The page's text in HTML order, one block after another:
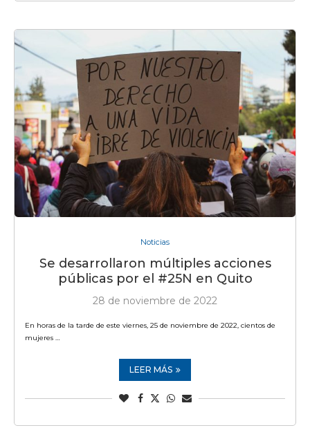
Noticias
Se desarrollaron múltiples acciones
públicas por el #25N en Quito
28 de noviembre de 2022
En horas de la tarde de este viernes, 25 de noviembre de 2022, cientos de
mujeres …
LEER MÁS